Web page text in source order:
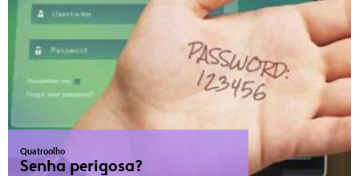
Quatroolho
Senha perigosa?